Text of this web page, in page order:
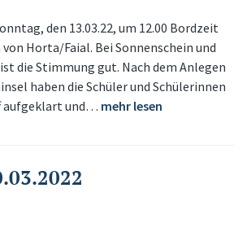
den 13.03.22, um 12.00 Bordzeit
Horta/Faial. Bei Sonnenschein und
die Stimmung gut. Nach dem Anlegen
haben die Schüler und Schülerinnen
aufgeklart und… mehr lesen